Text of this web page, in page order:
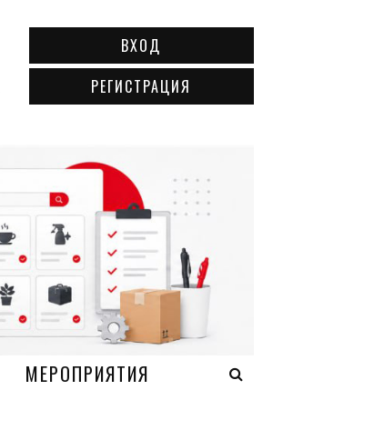
ВХОД
РЕГИСТРАЦИЯ
МЕРОПРИЯТИЯ